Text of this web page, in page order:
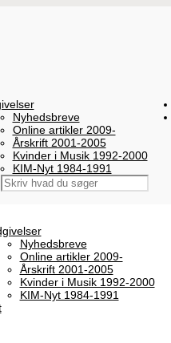
Nyhedsbreve
Online artikler 2009-
Årskrift 2001-2005
Kvinder i Musik 1992-2000
KIM-Nyt 1984-1991
Nyhedsbreve
Online artikler 2009-
Årskrift 2001-2005
Kvinder i Musik 1992-2000
KIM-Nyt 1984-1991